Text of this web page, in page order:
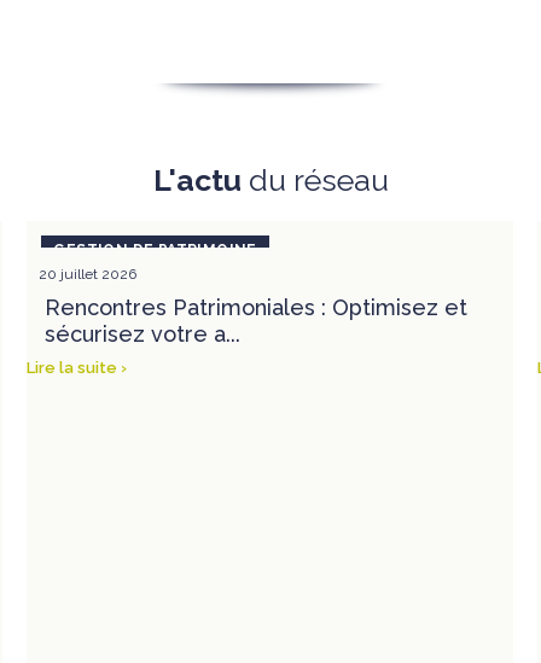
L'actu du réseau
20 juillet 2026
Rencontres Patrimoniales : Optimisez et
sécurisez votre a...
Lire la suite ›